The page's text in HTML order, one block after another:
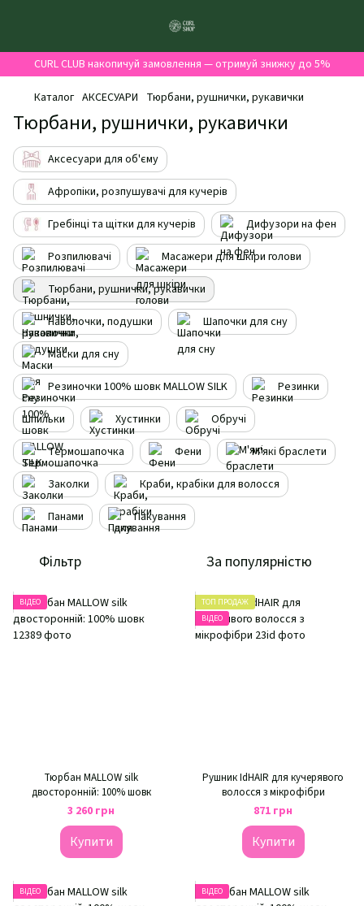
CURL CLUB накопичуй замовлення — отримуй знижку до 5%
Каталог АКСЕСУАРИ Тюрбани, рушнички, рукавички
Тюрбани, рушнички, рукавички
Аксесуари для об'єму
Афропіки, розпушувачі для кучерів
Гребінці та щітки для кучерів
Дифузори на фен
Розпилювачі
Масажери для шкіри голови
Тюрбани, рушнички, рукавички
Наволочки, подушки
Шапочки для сну
Маски для сну
Резиночки 100% шовк MALLOW SILK
Резинки
Шпильки
Хустинки
Обручі
Термошапочка
Фени
М'які браслети
Заколки
Краби, крабіки для волосся
Панами
Пакування
Фільтр За популярністю
ВІДЕО
Тюрбан MALLOW silk
двосторонній: 100% шовк
3 260 грн
Купити
ТОП ПРОДАЖ
ВІДЕО
Рушник IdHAIR для кучерявого
волосся з мікрофібри
871 грн
Купити
ВІДЕО ВІДЕО